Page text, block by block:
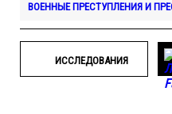
ВОЕННЫЕ ПРЕСТУПЛЕНИЯ И
ИССЛЕДОВАНИЯ